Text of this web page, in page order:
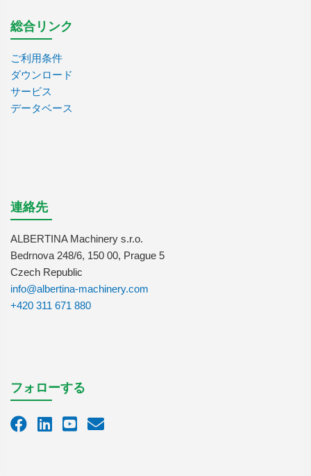
総合リンク
ご利用条件
ダウンロード
サービス
データベース
連絡先
ALBERTINA Machinery s.r.o.
Bedrnova 248/6, 150 00, Prague 5
Czech Republic
info@albertina-machinery.com
+420 311 671 880
フォローする